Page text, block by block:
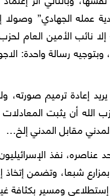
عمله الجهادي”
نائب الأمين العام
وبتوجيه رسالة واحدة:
إعادة ترميم صورته،
الله أن يثبت
مقابل المدني إلخ…
نفذ الإسرائيليون
شبعا، وتضمن